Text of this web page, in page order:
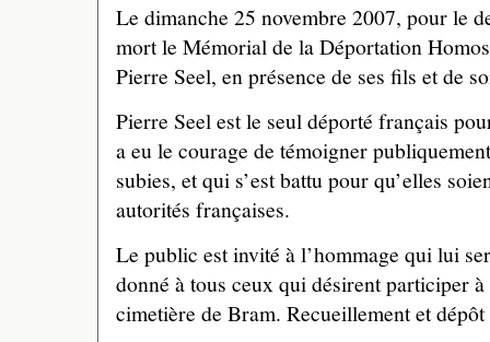
Le dimanche 25 novembre 2007, pour le
mort le Mémorial de la Déportation
Pierre Seel, en présence de ses fils et de
Pierre Seel est le seul déporté français
a eu le courage de témoigner
subies, et qui s’est battu pour qu’elles
autorités françaises.
Le public est invité à l’hommage qui lui
donné à tous ceux qui désirent participer
cimetière de Bram. Recueillement et